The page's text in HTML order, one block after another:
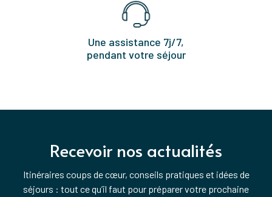
Une assistance 7j/7,
pendant votre séjour
Recevoir nos actualités
Itinéraires coups de cœur, conseils pratiques et idées de
séjours : tout ce qu’il faut pour préparer votre prochaine